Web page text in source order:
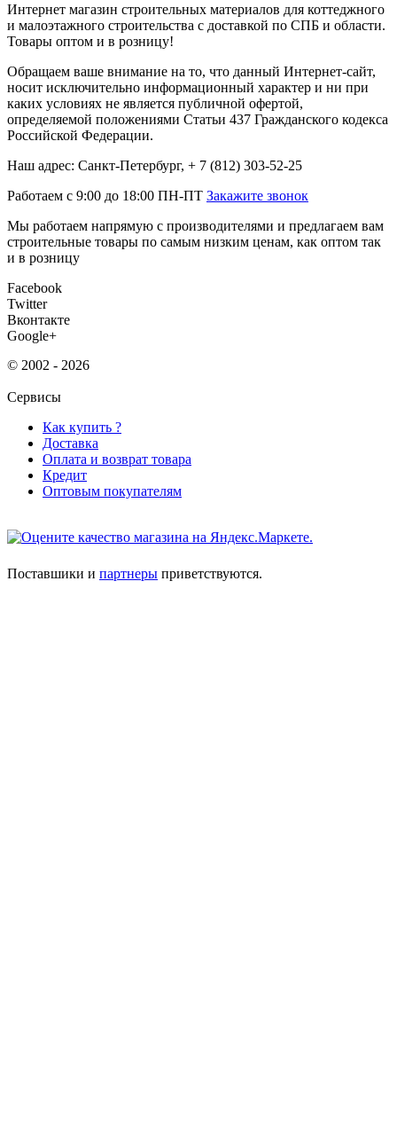
Интернет магазин строительных материалов для коттеджного
и малоэтажного строительства с доставкой по СПБ и области.
Товары оптом и в розницу!
Обращаем ваше внимание на то, что данный Интернет-сайт,
носит исключительно информационный характер и ни при
каких условиях не является публичной офертой,
определяемой положениями Статьи 437 Гражданского кодекса
Российской Федерации.
Наш адрес: Санкт-Петербург, + 7 (812) 303-52-25
Работаем с 9:00 до 18:00 ПН-ПТ Закажите звонок
Мы работаем напрямую с производителями и предлагаем вам
строительные товары по самым низким ценам, как оптом так
и в розницу
Facebook
Twitter
Вконтакте
Google+
© 2002 - 2026
Сервисы
Как купить ?
Доставка
Оплата и возврат товара
Кредит
Оптовым покупателям
Поставшики и партнеры приветствуются.